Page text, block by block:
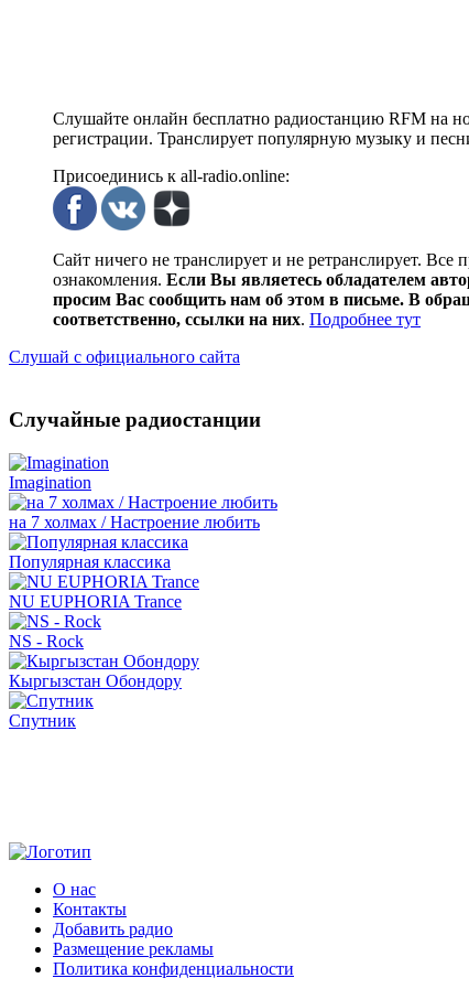
Слушайте онлайн бесплатно радиостанцию RFM на
регистрации. Транслирует популярную музыку и
Присоединись к all-radio.online:
Сайт ничего не транслирует и не ретранслирует.
ознакомления. Если Вы являетесь обладателем
просим Вас сообщить нам об этом в письме. В
соответственно, ссылки на них. Подробнее тут
Слушай с официального сайта
Случайные радиостанции
Imagination
на 7 холмах / Настроение любить
Популярная классика
NU EUPHORIA Trance
NS - Rock
Кыргызстан Обондору
Спутник
О нас
Контакты
Добавить радио
Размещение рекламы
Политика конфиденциальности